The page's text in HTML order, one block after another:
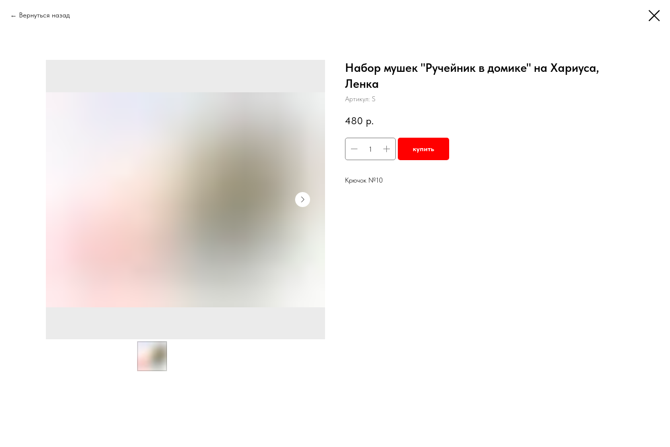
Вернуться назад
Набор мушек "Ручейник в домике" на Хариуса,
Ленка
Артикул: S
480 р.
купить
Крючок №10